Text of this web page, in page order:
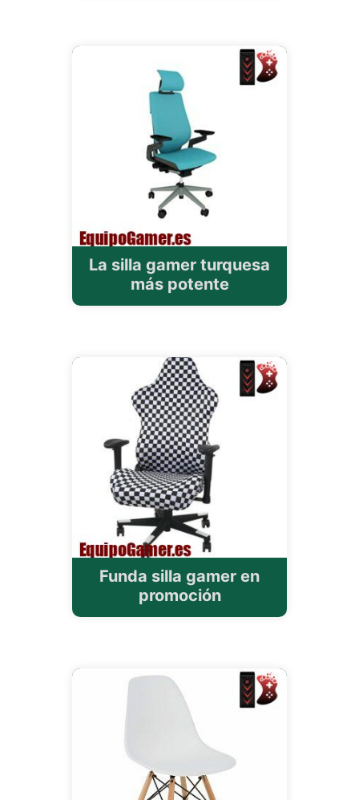
La silla gamer turquesa
más potente
Funda silla gamer en
promoción